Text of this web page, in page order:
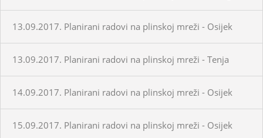
13.09.2017. Planirani radovi na plinskoj mreži - Osijek
13.09.2017. Planirani radovi na plinskoj mreži - Tenja
14.09.2017. Planirani radovi na plinskoj mreži - Osijek
15.09.2017. Planirani radovi na plinskoj mreži - Osijek